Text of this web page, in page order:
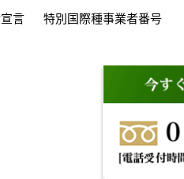
言 特別国際種事業者番号